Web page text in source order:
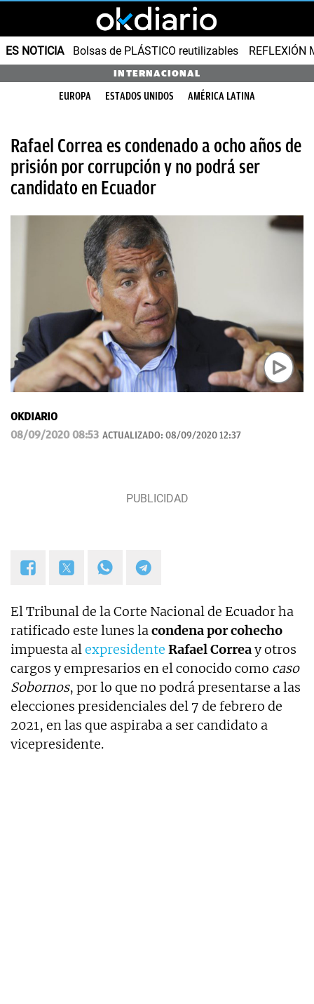
ES NOTICIA Bolsas de PLÁSTICO reutilizables REFLEXIÓN
INTERNACIONAL
EUROPA ESTADOS UNIDOS AMÉRICA LATINA
Rafael Correa es condenado a ocho años de
prisión por corrupción y no podrá ser
candidato en Ecuador
OKDIARIO
08/09/2020 08:53 ACTUALIZADO: 08/09/2020 12:37
El Tribunal de la Corte Nacional de Ecuador ha
ratificado este lunes lacondena por cohecho
impuesta alexpresidente Rafael Correay otros
cargos y empresarios en el conocido como caso
Sobornos, por lo que no podrá presentarse a las
elecciones presidenciales del 7 de febrero de
2021, en las que aspiraba a ser candidato a
vicepresidente.